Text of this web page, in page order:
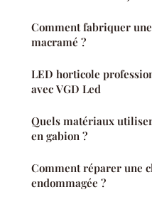
Comment fabriquer
macramé ?
LED horticole
avec VGD Led
Quels matériaux
en gabion ?
Comment réparer une
endommagée ?